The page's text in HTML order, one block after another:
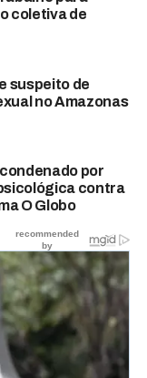
coletiva de
suspeito de
no Amazonas
por
contra
O Globo